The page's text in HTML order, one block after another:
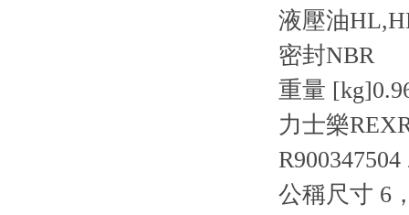
液壓油
密封NBR
重量 [kg]
力士樂
公稱尺寸 6